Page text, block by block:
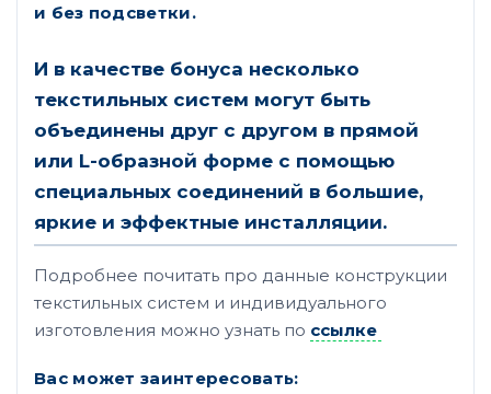
и без подсветки.
И в качестве бонуса несколько
текстильных систем могут быть
объединены друг с другом в прямой
или L-образной форме с помощью
специальных соединений в большие,
яркие и эффектные инсталляции.
Подробнее почитать про данные конструкции
текстильных систем и индивидуального
изготовления можно узнать по ссылке
Вас может заинтересовать: